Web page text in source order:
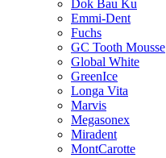
Dok Bau Ku
Emmi-Dent
Fuchs
GC Tooth Mousse
Global White
GreenIce
Longa Vita
Marvis
Megasonex
Miradent
MontCarotte